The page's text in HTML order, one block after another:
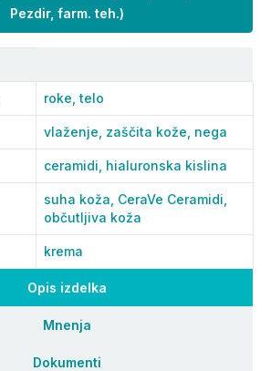
Opis izdelka
Mnenja
Dokumenti
Pezdir, farm. teh.)
roke,telo
vlaženje, zaščita kože, nega
ceramidi, hialuronska kislina
suha koža, CeraVe Ceramidi,
občutljiva koža
krema